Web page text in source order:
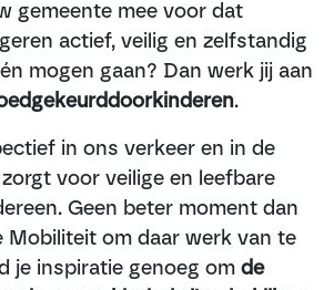
gemeente mee voor dat
actief, veilig en zelfstandig
mogen gaan? Dan werk jij aan
.
in ons verkeer en in de
voor veilige en leefbare
Geen beter moment dan
Mobiliteit om daar werk van te
je inspiratie genoeg om de